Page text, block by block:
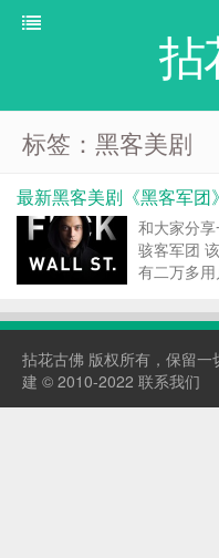
拈
标签：黑客美剧
最新黑客美剧《黑客军
和大家分
骇客军团
有二万多
错！ 官方
拈花古佛 版权所有，保留一
建 © 2010-2022 联系我们